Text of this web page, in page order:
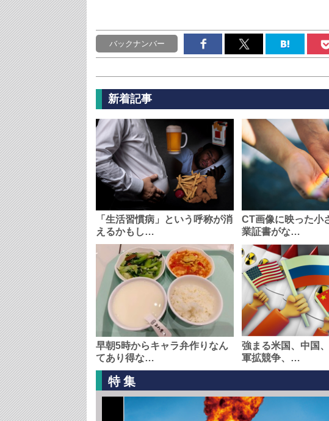
バックナンバー
新着記事
「生活習慣病」という呼称が消
えるかもし…
CT画像に映った小
業証書がな…
早朝5時からキャラ弁作りなん
てあり得な…
強まる米国、中国
軍拡競争、…
特集